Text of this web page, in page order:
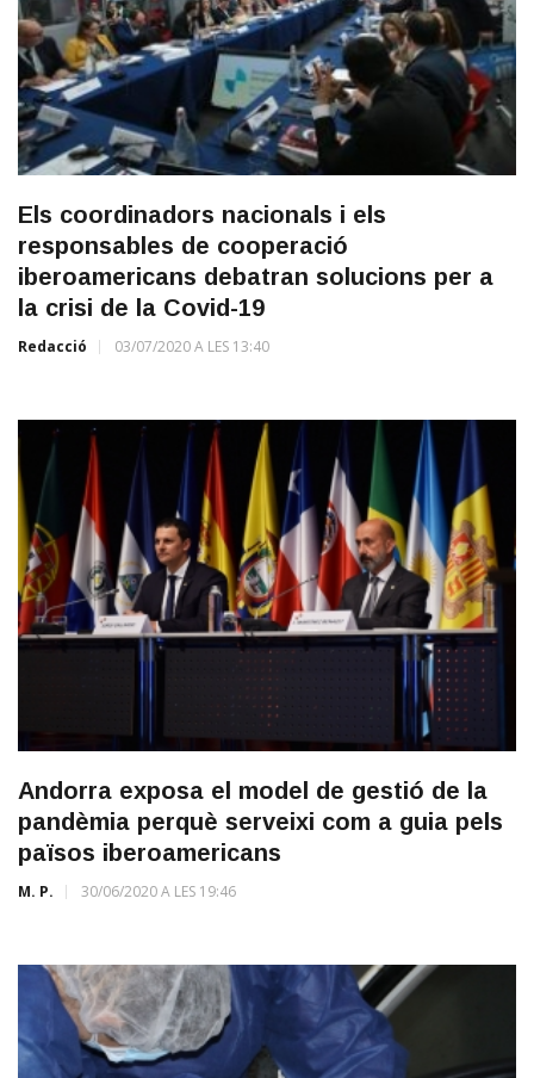
Els coordinadors nacionals i els
responsables de cooperació
iberoamericans debatran solucions per a
la crisi de la Covid-19
Redacció 03/07/2020 A LES 13:40
Andorra exposa el model de gestió de la
pandèmia perquè serveixi com a guia pels
països iberoamericans
M. P. 30/06/2020 A LES 19:46